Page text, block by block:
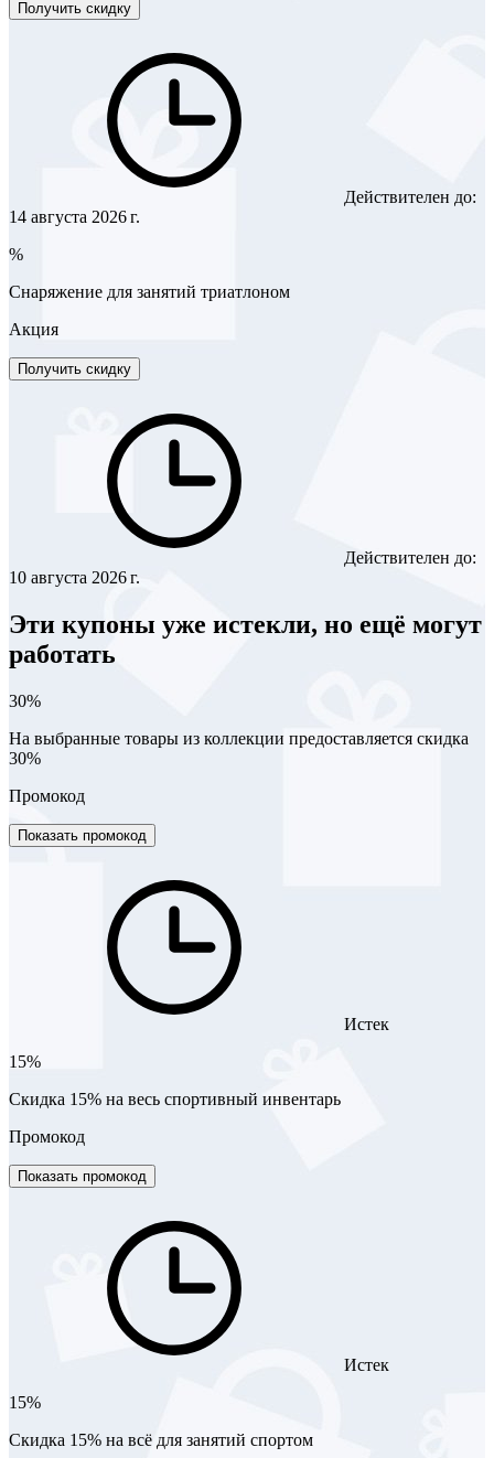
Получить скидку
Действителен до:
14 августа 2026 г.
%
Снаряжение для занятий триатлоном
Акция
Получить скидку
Действителен до:
10 августа 2026 г.
Эти купоны уже истекли, но ещё могут
работать
30%
На выбранные товары из коллекции предоставляется скидка
30%
Промокод
Показать промокод
Истек
15%
Скидка 15% на весь спортивный инвентарь
Промокод
Показать промокод
Истек
15%
Скидка 15% на всё для занятий спортом